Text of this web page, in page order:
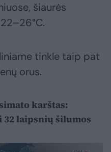
šiaurės
tinkle taip pat
orus.
karštas:
laipsnių šilumos